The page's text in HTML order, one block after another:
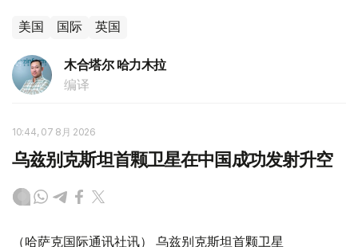
美国 国际 英国
木合塔尔 哈力木拉
编译
10:44, 07 8月 2026
乌兹别克斯坦首颗卫星在中国成功发射升空
（哈萨克国际通讯社讯） 乌兹别克斯坦首颗卫星